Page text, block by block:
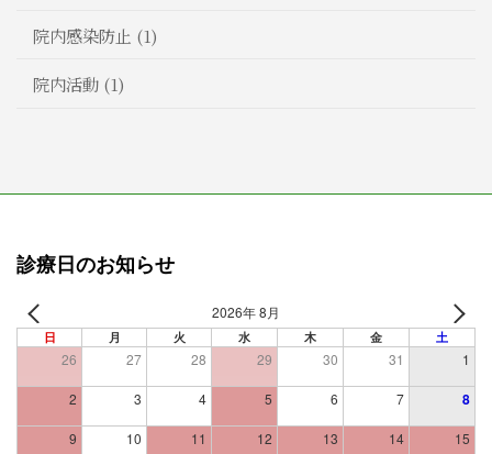
院内感染防止 (1)
院内活動 (1)
診療日のお知らせ
2026年 8月
日 月 火 水 木 金 土
26 27 28 29 30 31 1
2 3 4 5 6 7 8
9 10 11 12 13 14 15